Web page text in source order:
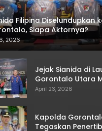
Filipina Diselundupkan
Siapa Aktornya?
2026
Jejak Sianida di
Gorontalo Utara
Terkuak
April 23, 2026
Kapolda
Tegaskan